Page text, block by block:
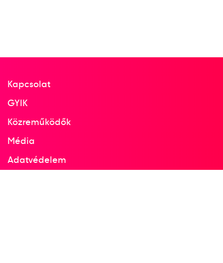
Kapcsolat
GYIK
Közreműködők
Média
Adatvédelem